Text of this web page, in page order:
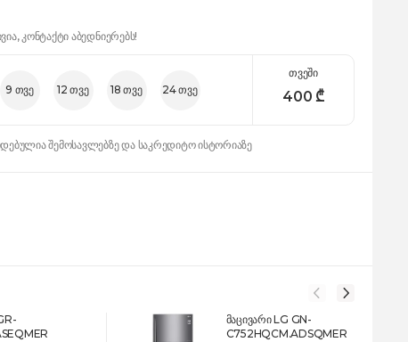
კონტაქტი აბედნიერებს!
9 თვე 12 თვე 18 თვე 24 თვე
თვეში
400₾
შემოსავლებზე და საკრედიტო ისტორიაზე
მაცივარი LG GN-
C752HQCM.ADSQMER